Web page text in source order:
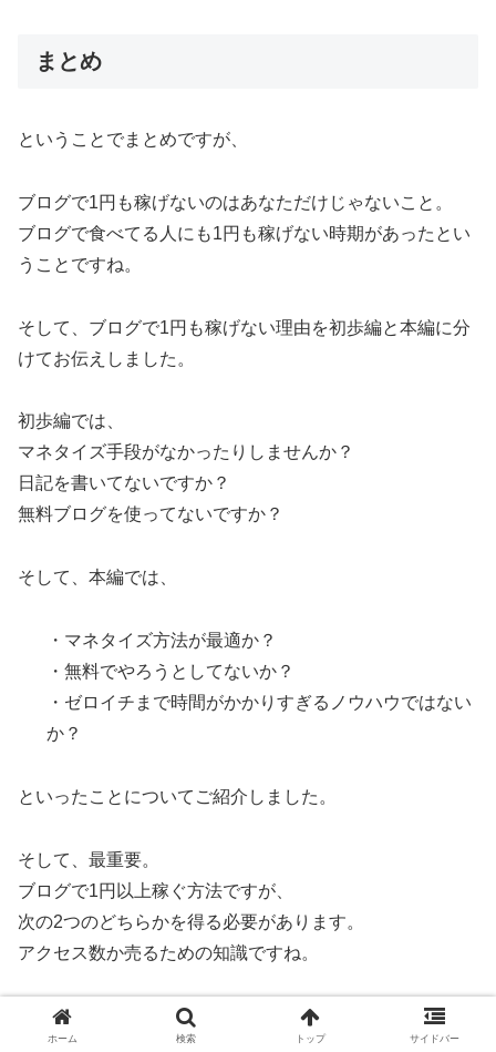
まとめ
ということでまとめですが、
ブログで1円も稼げないのはあなただけじゃないこと。
ブログで食べてる人にも1円も稼げない時期があったとい
うことですね。
そして、ブログで1円も稼げない理由を初歩編と本編に分
けてお伝えしました。
初歩編では、
マネタイズ手段がなかったりしませんか？
日記を書いてないですか？
無料ブログを使ってないですか？
そして、本編では、
・マネタイズ方法が最適か？
・無料でやろうとしてないか？
・ゼロイチまで時間がかかりすぎるノウハウではない
か？
といったことについてご紹介しました。
そして、最重要。
ブログで1円以上稼ぐ方法ですが、
次の2つのどちらかを得る必要があります。
アクセス数か売るための知識ですね。
アクセス数については1日100PV以上というのを指標にし
ていただければと思います。
ホーム 検索 トップ サイドバー